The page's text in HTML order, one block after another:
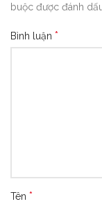
buộc được đánh
Bình luận *
Tên *